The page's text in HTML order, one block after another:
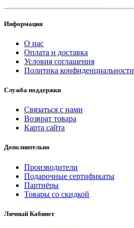
Информация
О нас
Оплата и доставка
Условия соглашения
Политика конфиденциальности
Служба поддержки
Связаться с нами
Возврат товара
Карта сайта
Дополнительно
Производители
Подарочные сертификаты
Партнёры
Товары со скидкой
Личный Кабинет